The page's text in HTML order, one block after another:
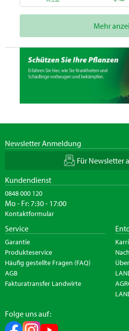
Mehr
Newsletter Anmeldung
Für Newsletter
Kundendienst
0848 000 120
Mo - Fr: 7:30 - 17:00
Kontaktformular
Service
Garantie
Produkteservice
Häufig gestellte Fragen (FAQ)
AGB
Fakturatransfer Landwirte
Folge uns auf: